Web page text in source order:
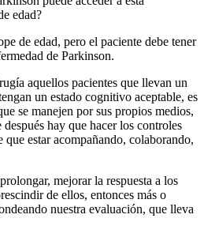
edad?
de edad, pero el paciente debe tener
de Parkinson.
aquellos pacientes que llevan un
un estado cognitivo aceptable, es
se manejen por sus propios medios,
hay que hacer los controles
que estar acompañando, colaborando,
mejorar la respuesta a los
de ellos, entonces más o
nuestra evaluación, que lleva